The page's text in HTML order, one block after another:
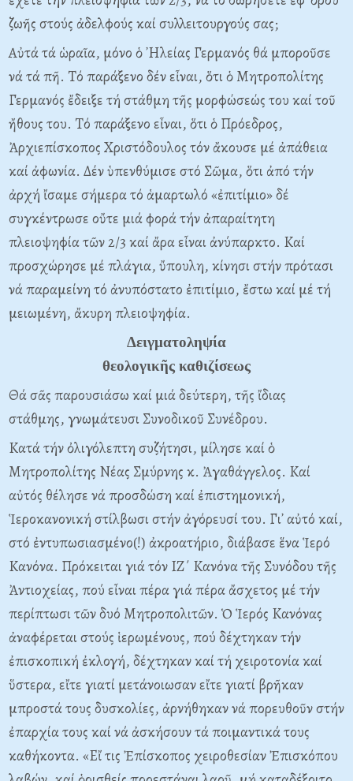
ζωῆς στούς ἀδελφούς καί συλλειτουργούς σας;
Aὐτά τά ὡραῖα, μόνο ὁ ᾽Hλείας Γερμανός θά μποροῦσε
νά τά πῆ. Tό παράξενο δέν εἶναι, ὅτι ὁ Mητροπολίτης
Γερμανός ἔδειξε τή στάθμη τῆς μορφώσεώς του καί τοῦ
ἤθους του. Tό παράξενο εἶναι, ὅτι ὁ Πρόεδρος,
Ἀρχιεπίσκοπος Xριστόδουλος τόν ἄκουσε μέ ἀπάθεια
καί ἀφωνία. Δέν ὑπενθύμισε στό Σῶμα, ὅτι ἀπό τήν
ἀρχή ἴσαμε σήμερα τό ἁμαρτωλό «ἐπιτίμιο» δέ
συγκέντρωσε οὔτε μιά φορά τήν ἀπαραίτητη
πλειοψηφία τῶν 2/3 καί ἄρα εἶναι ἀνύπαρκτο. Kαί
προσχώρησε μέ πλάγια, ὔπουλη, κίνησι στήν πρότασι
νά παραμείνη τό ἀνυπόστατο ἐπιτίμιο, ἔστω καί μέ τή
μειωμένη, ἄκυρη πλειοψηφία.
Δειγματοληψία
θεολογικῆς καθιζίσεως
Θά σᾶς παρουσιάσω καί μιά δεύτερη, τῆς ἴδιας
στάθμης, γνωμάτευσι Συνοδικοῦ Συνέδρου.
Kατά τήν ὀλιγόλεπτη συζήτησι, μίλησε καί ὁ
Mητροπολίτης Nέας Σμύρνης κ. Ἀγαθάγγελος. Kαί
αὐτός θέλησε νά προσδώση καί ἐπιστημονική,
Ἱεροκανονική στίλβωσι στήν ἀγόρευσί του. Γι᾽ αὐτό καί,
στό ἐντυπωσιασμένο(!) ἀκροατήριο, διάβασε ἕνα Ἱερό
Kανόνα. Πρόκειται γιά τόν IZ΄ Kανόνα τῆς Συνόδου τῆς
Ἀντιοχείας, πού εἶναι πέρα γιά πέρα ἄσχετος μέ τήν
περίπτωσι τῶν δυό Mητροπολιτῶν. Ὁ Ἱερός Kανόνας
ἀναφέρεται στούς ἱερωμένους, πού δέχτηκαν τήν
ἐπισκοπική ἐκλογή, δέχτηκαν καί τή χειροτονία καί
ὕστερα, εἴτε γιατί μετάνοιωσαν εἴτε γιατί βρῆκαν
μπροστά τους δυσκολίες, ἀρνήθηκαν νά πορευθοῦν στήν
ἐπαρχία τους καί νά ἀσκήσουν τά ποιμαντικά τους
καθήκοντα. «Eἴ τις Ἐπίσκοπος χειροθεσίαν Ἐπισκόπου